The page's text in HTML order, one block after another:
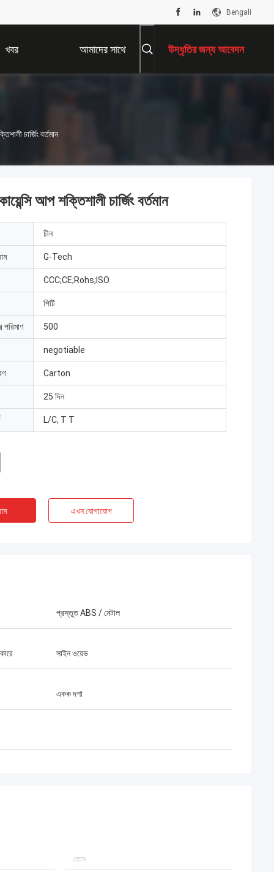
Bengali
খবর আমাদের সাথে উদ্ধৃতির জন্য আবেদন
চার্জিং বর্তমান
আপ শক্তিশালী চার্জিং বর্তমান
চীন
G-Tech
CCC;CE;Rohs;ISO
পিটি
পরিমাণ 500
negotiable
Carton
25 দিন
L/C, T T
এখন যোগাযোগ
প্রস্তুত ABS / মেটাল
সাইন ওয়েভ
একক দশা